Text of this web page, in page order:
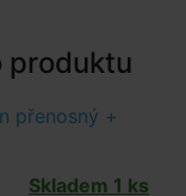
produktu
přenosný +
Skladem 1 ks